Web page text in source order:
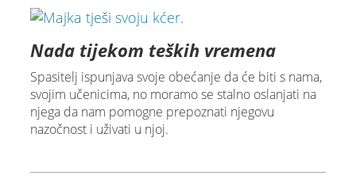
Nada tijekom teških vremena
Spasitelj ispunjava svoje obećanje da će biti s nama,
svojim učenicima, no moramo se stalno oslanjati na
njega da nam pomogne prepoznati njegovu
nazočnost i uživati u njoj.